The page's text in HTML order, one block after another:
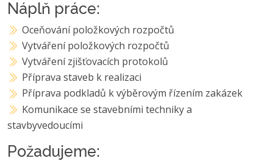
Náplň práce:
Oceňování položkových rozpočtů
Vytváření položkových rozpočtů
Vytváření zjišťovacích protokolů
Příprava staveb k realizaci
Příprava podkladů k výběrovým řízením zakázek
Komunikace se stavebními techniky a
stavbyvedoucími
Požadujeme: